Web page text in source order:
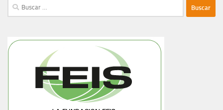
Buscar: